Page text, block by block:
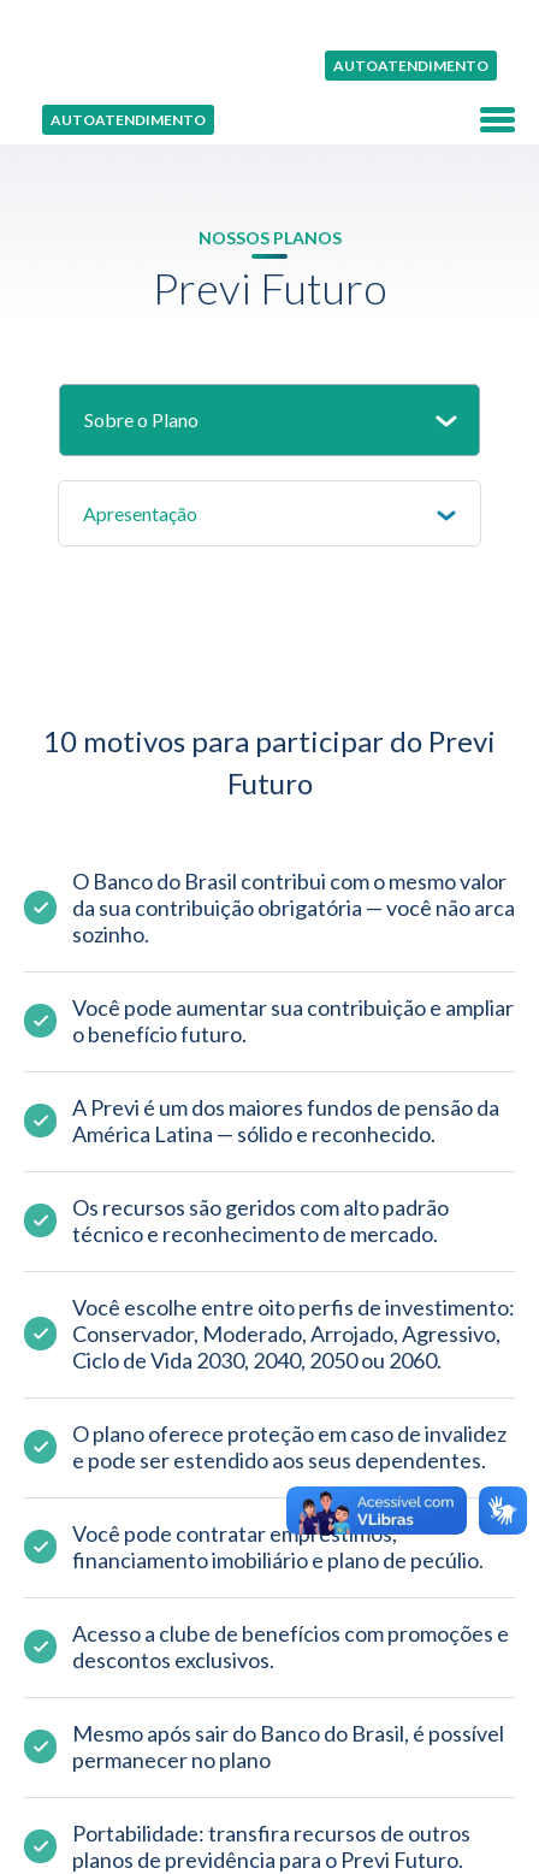
AUTOATENDIMENTO
AUTOATENDIMENTO
NOSSOS PLANOS
Previ Futuro
Sobre o Plano
Apresentação
10 motivos para participar do Previ
Futuro
O Banco do Brasil contribui com o mesmo valor
da sua contribuição obrigatória — você não arca
sozinho.
Você pode aumentar sua contribuição e ampliar
o benefício futuro.
A Previ é um dos maiores fundos de pensão da
América Latina — sólido e reconhecido.
Os recursos são geridos com alto padrão
técnico e reconhecimento de mercado.
Você escolhe entre oito perfis de investimento:
Conservador, Moderado, Arrojado, Agressivo,
Ciclo de Vida 2030, 2040, 2050 ou 2060.
O plano oferece proteção em caso de invalidez
e pode ser estendido aos seus dependentes.
Você pode contratar empréstimos,
financiamento imobiliário e plano de pecúlio.
Acesso a clube de benefícios com promoções e
descontos exclusivos.
Mesmo após sair do Banco do Brasil, é possível
permanecer no plano
Portabilidade: transfira recursos de outros
planos de previdência para o Previ Futuro.